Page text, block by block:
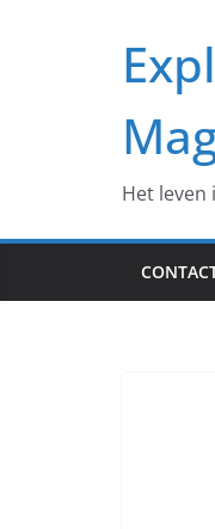
Het leven